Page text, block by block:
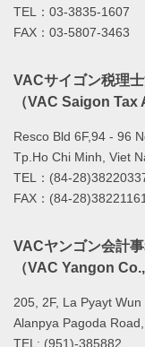
TEL：03-3835-1607
FAX：03-5807-3463
VACサイゴン税理
（VAC Saigon
Resco Bld 6F,94 - 96
Tp.Ho Chi Minh, Viet
TEL：(84-
FAX：(84-28)38221161
VACヤンゴン会計
（VAC Yangon
205, 2F, La Pyayt Wun
Alanpya Pagoda
TEL: (951)-385882